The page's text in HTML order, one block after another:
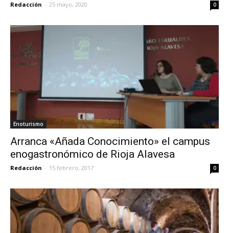
Redacción - 25 mayo, 2020 0
Enoturismo
Arranca «Añada Conocimiento» el campus
enogastronómico de Rioja Alavesa
Redacción - 15 febrero, 2017 0